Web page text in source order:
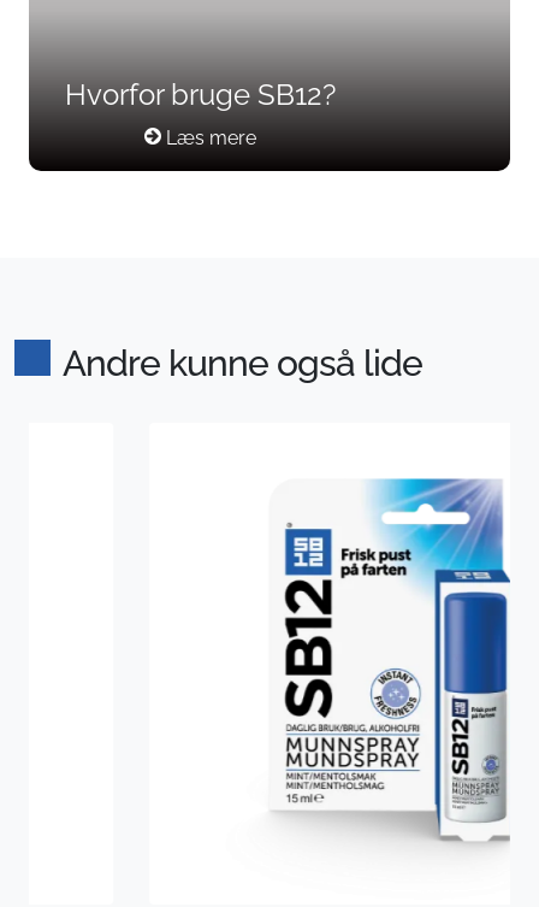
Hvorfor bruge SB12?
Læs mere
Andre kunne også lide